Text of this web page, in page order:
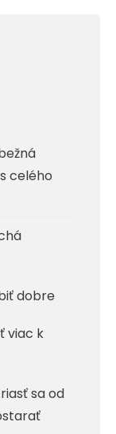
celého
dobre
viac k
sa od